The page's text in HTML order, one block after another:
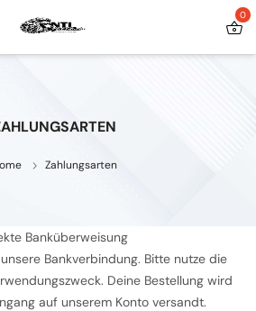
0
Zahlungsarten
Banküberweisung
Bankverbindung. Bitte nutze die
Deine Bestellung wird
auf unserem Konto versandt.